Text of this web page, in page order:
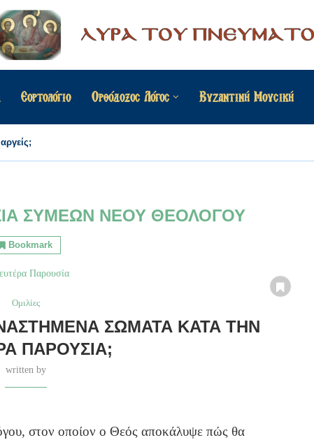
Εορτολόγιο Ορθόδοξος Λόγος Βυζαντινή Μουσική
ΣΥΜΕΩΝ ΝΕΟΥ ΘΕΟΛΟΓΟΥ
Bookmark
Ομιλίες
ΣΏΜΑΤΑ ΚΑΤΆ ΤΗΝ
ΠΑΡΟΥΣΊΑ;
written by
στον οποίον ο Θεός αποκάλυψε πώς θα